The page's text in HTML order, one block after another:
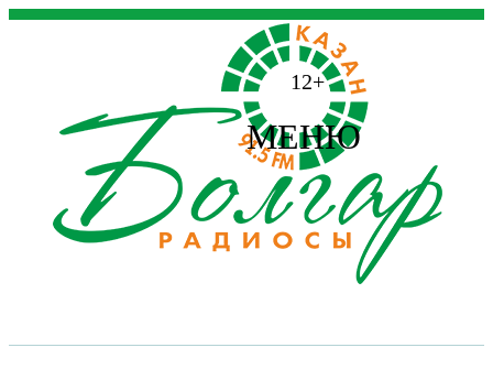
12+
МЕНЮ